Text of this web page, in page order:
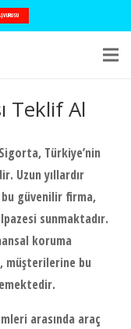
Teklif Al
Türkiye’nin
Uzun yıllardır
güvenilir firma,
sunmaktadır.
koruma
müşterilerine bu
arasında araç